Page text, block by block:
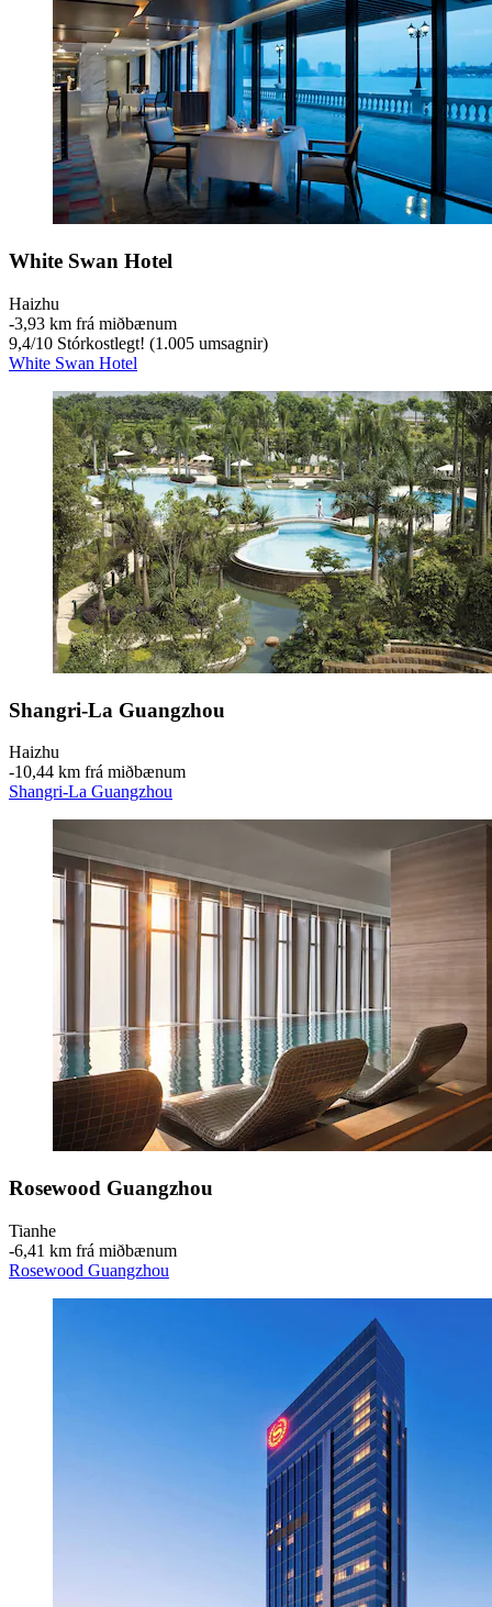
White Swan Hotel
Haizhu
‐3,93 km frá miðbænum
9,4/10 Stórkostlegt! (1.005 umsagnir)
White Swan Hotel
Shangri-La Guangzhou
Haizhu
‐10,44 km frá miðbænum
Shangri-La Guangzhou
Rosewood Guangzhou
Tianhe
‐6,41 km frá miðbænum
Rosewood Guangzhou